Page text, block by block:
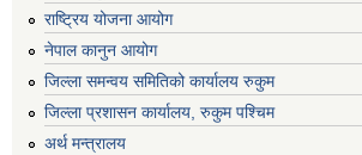
राष्ट्रिय योजना आयोग
नेपाल कानुन आयोग
जिल्ला समन्वय समितिको कार्यालय रुकुम
जिल्ला प्रशासन कार्यालय, रुकुम पश्चिम
अर्थ मन्त्रालय